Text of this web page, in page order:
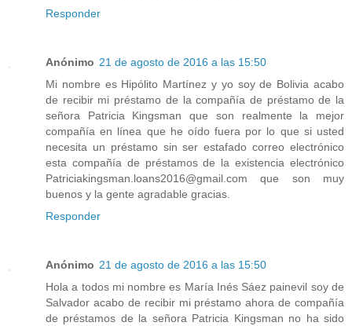
Responder
Anónimo 21 de agosto de 2016 a las 15:50
Mi nombre es Hipólito Martínez y yo soy de Bolivia acabo
de recibir mi préstamo de la compañía de préstamo de la
señora Patricia Kingsman que son realmente la mejor
compañía en línea que he oído fuera por lo que si usted
necesita un préstamo sin ser estafado correo electrónico
esta compañía de préstamos de la existencia electrónico
Patriciakingsman.loans2016@gmail.com que son muy
buenos y la gente agradable gracias.
Responder
Anónimo 21 de agosto de 2016 a las 15:50
Hola a todos mi nombre es María Inés Sáez painevil soy de
Salvador acabo de recibir mi préstamo ahora de compañía
de préstamos de la señora Patricia Kingsman no ha sido